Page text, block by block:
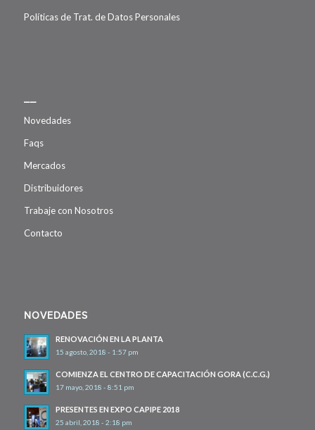
Políticas de Trat. de Datos Personales
__
Novedades
Faqs
Mercados
Distribuidores
Trabaje con Nosotros
Contacto
NOVEDADES
RENOVACIÓN EN LA PLANTA
15 agosto, 2018 - 1:57 pm
COMIENZA EL CENTRO DE CAPACITACIÓN GORA (C.C.G.)
17 mayo, 2018 - 8:51 pm
PRESENTES EN EXPO CAPIPE 2018
25 abril, 2018 - 2:18 pm